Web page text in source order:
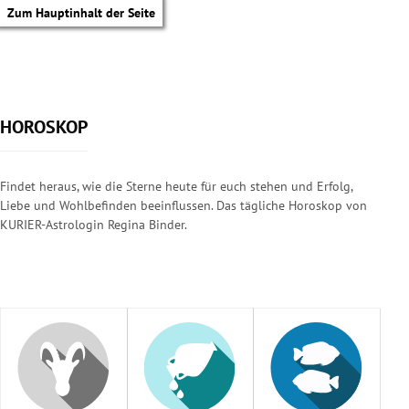
Zum Hauptinhalt der Seite
Untermenü
HOROSKOP
Findet heraus, wie die Sterne heute für euch stehen und Erfolg,
Liebe und Wohlbefinden beeinflussen. Das tägliche Horoskop von
KURIER-Astrologin Regina Binder.